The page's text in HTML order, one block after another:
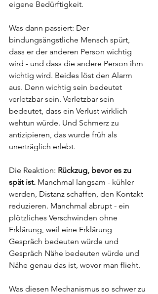
eigene Bedürftigkeit.
Was dann passiert: Der
bindungsängstliche Mensch spürt,
dass er der anderen Person wichtig
wird - und dass die andere Person ihm
wichtig wird. Beides löst den Alarm
aus. Denn wichtig sein bedeutet
verletzbar sein. Verletzbar sein
bedeutet, dass ein Verlust wirklich
wehtun würde. Und Schmerz zu
antizipieren, das wurde früh als
unerträglich erlebt.
Die Reaktion: Rückzug, bevor es zu
spät ist. Manchmal langsam - kühler
werden, Distanz schaffen, den Kontakt
reduzieren. Manchmal abrupt - ein
plötzliches Verschwinden ohne
Erklärung, weil eine Erklärung
Gespräch bedeuten würde und
Gespräch Nähe bedeuten würde und
Nähe genau das ist, wovor man flieht.
Was diesen Mechanismus so schwer zu